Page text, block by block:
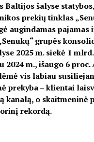
Baltijos šalyse
prekių tinklas
augindamas pajamas
grupės
2025 m. siekė 1
2024 m., išaugo 6 proc.
vis labiau
prekyba – klientai
kanalą, o skaitmeninė
rekordą.